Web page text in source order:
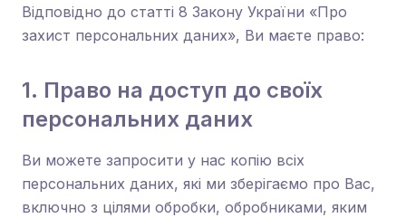
Відповідно до статті 8 Закону України «Про
захист персональних даних», Ви маєте право:
1. Право на доступ до своїх
персональних даних
Ви можете запросити у нас копію всіх
персональних даних, які ми зберігаємо про Вас,
включно з цілями обробки, обробниками, яким